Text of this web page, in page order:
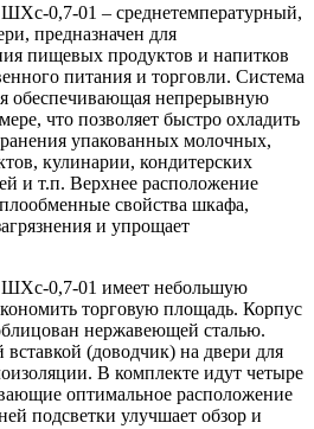
0,7-01 – среднетемпературный,
предназначен для
пищевых продуктов и напитков
питания и торговли. Система
обеспечивающая непрерывную
что позволяет быстро охладить
упакованных молочных,
кулинарии, кондитерских
и т.п. Верхнее расположение
свойства шкафа,
и упрощает
0,7-01 имеет небольшую
торговую площадь. Корпус
нержавеющей сталью.
(доводчик) на двери для
В комплекте идут четыре
оптимальное расположение
подсветки улучшает обзор и